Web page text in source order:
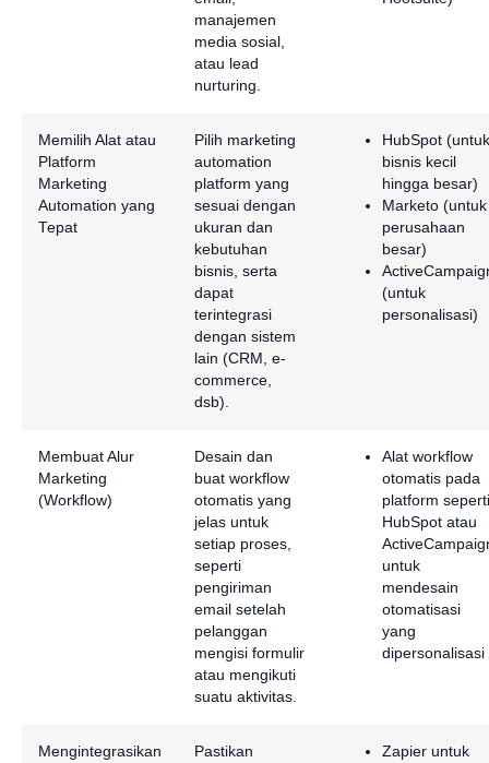
manajemen
media sosial,
atau lead
nurturing.
Memilih Alat atau
Platform
Marketing
Automation yang
Tepat
Pilih marketing
automation
platform yang
sesuai dengan
ukuran dan
kebutuhan
bisnis, serta
dapat
terintegrasi
dengan sistem
lain (CRM, e-
commerce,
dsb).
HubSpot (untuk
bisnis kecil
hingga besar)
Marketo (untuk
perusahaan
besar)
(untuk
personalisasi)
Membuat Alur
Marketing
(Workflow)
Desain dan
buat workflow
otomatis yang
jelas untuk
setiap proses,
seperti
pengiriman
email setelah
pelanggan
mengisi formulir
atau mengikuti
suatu aktivitas.
Alat workflow
otomatis pada
platform seperti
HubSpot atau
untuk
mendesain
otomatisasi
yang
dipersonalisasi
Mengintegrasikan
Pastikan
Zapier untuk